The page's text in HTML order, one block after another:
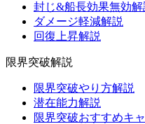
封じ&船長効果無効解
ダメージ軽減解説
回復上昇解説
限界突破解説
限界突破やり方解説
潜在能力解説
限界突破おすすめキ